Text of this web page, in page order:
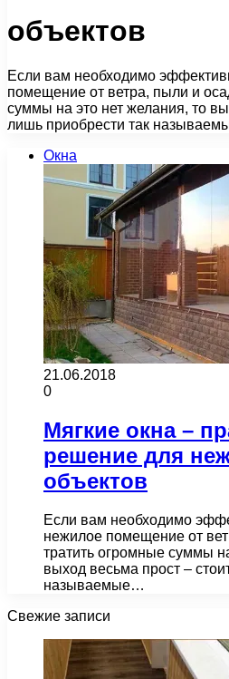
объектов
Если вам необходимо
помещение от ветра, пыли и
суммы на это нет желания, то
лишь приобрести так
Окна
21.06.2018
0
Мягкие окна –
решение для
объектов
Если вам необходимо
нежилое помещение от
тратить огромные суммы
выход весьма прост –
называемые…
Свежие записи